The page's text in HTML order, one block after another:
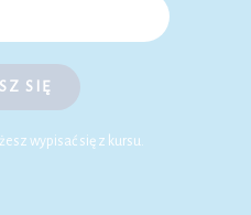
SIĘ
wypisać się z kursu.